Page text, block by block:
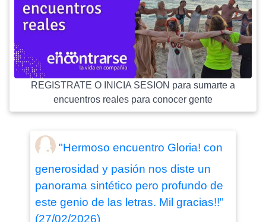
REGISTRATE O INICIA SESION para sumarte a
encuentros reales para conocer gente
"Hermoso encuentro Gloria! con
generosidad y pasión nos diste un
panorama sintético pero profundo de
este genio de las letras. Mil gracias!!"
(27/02/2026)